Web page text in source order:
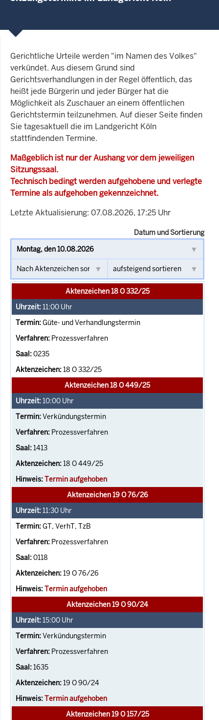
Gerichtliche Urteile werden "im Namen des Volkes"
verkündet. Aus diesem Grund sind
Gerichtsverhandlungen in der Regel öffentlich, das
heißt jede Bürgerin und jeder Bürger hat die
Möglichkeit als Zuschauer an einem öffentlichen
Gerichtstermin teilzunehmen. Auf dieser Seite finden
Sie tagesaktuell die im Landgericht Köln
stattfindenden Termine.
Maßgeblich ist nur der Aushang vor dem jeweiligen
Sitzungssaal.
Technisch bedingt werden aufgehobene und verlegte
Termine als aufgehoben gekennzeichnet.
Letzte Aktualisierung: 07.08.2026, 17:25 Uhr
Datum und Sortierung
Aktenzeichen 18 O 332/25
11:00 Uhr
Güte- und Verhandlungstermin
Prozessverfahren
0235
18 O 332/25
Aktenzeichen 18 O 449/25
10:00 Uhr
Verkündungstermin
Prozessverfahren
1413
18 O 449/25
Termin aufgehoben
Aktenzeichen 19 O 76/26
11:30 Uhr
GT, VerhT, TzB
Prozessverfahren
0118
19 O 76/26
Termin aufgehoben
Aktenzeichen 19 O 90/24
15:00 Uhr
Verkündungstermin
Prozessverfahren
1635
19 O 90/24
Termin aufgehoben
Aktenzeichen 19 O 157/25